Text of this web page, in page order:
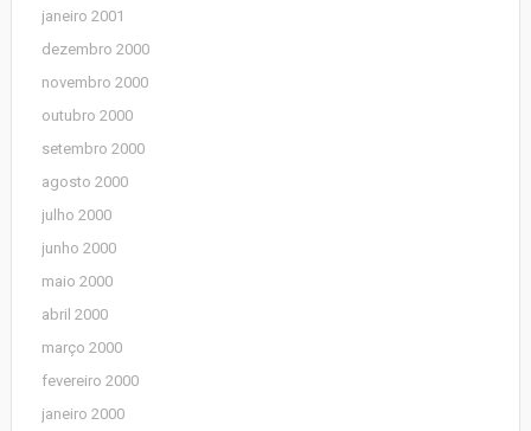
janeiro 2001
dezembro 2000
novembro 2000
outubro 2000
setembro 2000
agosto 2000
julho 2000
junho 2000
maio 2000
abril 2000
março 2000
fevereiro 2000
janeiro 2000